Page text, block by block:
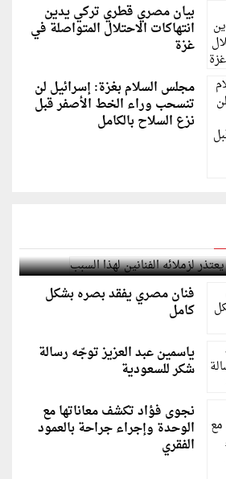
بيان مصري قطري تركي يدين
انتهاكات الاحتلال المتواصلة في
غزة
مجلس السلام بغزة: إسرائيل لن
تنسحب وراء الخط الأصفر قبل
نزع السلاح بالكامل
لزملائه الفنانين لهذا السبب
فنان مصري يفقد بصره بشكل
كامل
ياسمين عبد العزيز توجّه رسالة
شكر للسعودية
نجوى فؤاد تكشف معاناتها مع
الوحدة وإجراء جراحة بالعمود
الفقري